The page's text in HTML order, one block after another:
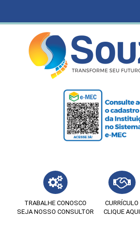
TRABALHE CONOSCO
SEJA NOSSO CONSULTOR
CURRÍCULO
CLIQUE AQUI